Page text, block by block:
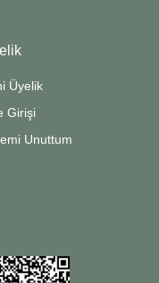
Üyelik
Girişi
Unuttum